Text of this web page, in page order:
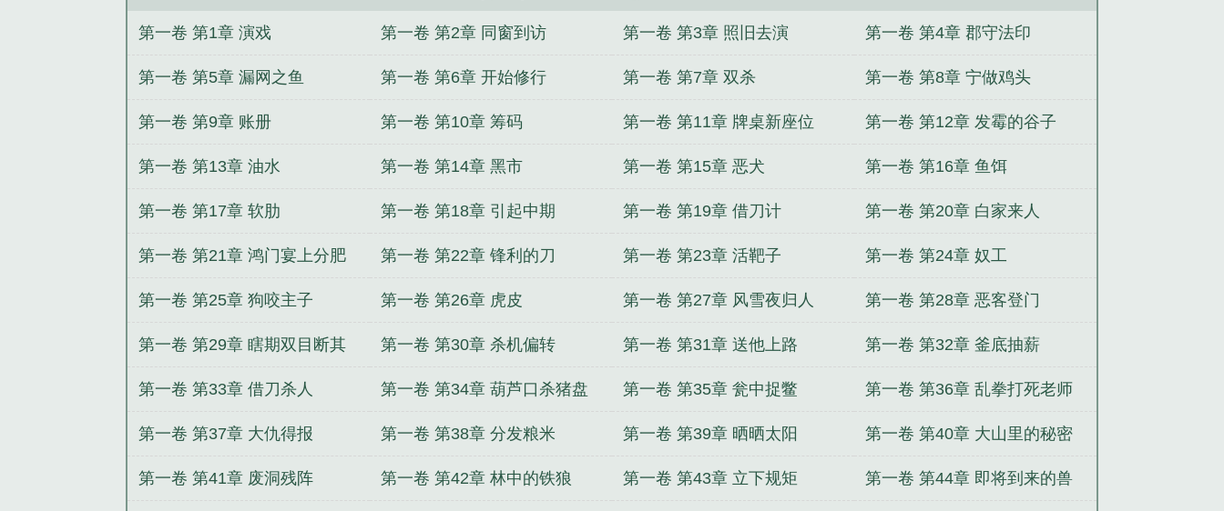
第一卷 第1章 演戏 第一卷 第2章 同窗到访 第一卷 第3章 照旧去演 第一卷 第4章 郡守法印
第一卷 第5章 漏网之鱼 第一卷 第6章 开始修行 第一卷 第7章 双杀 第一卷 第8章 宁做鸡头
第一卷 第9章 账册 第一卷 第10章 筹码 第一卷 第11章 牌桌新座位 第一卷 第12章 发霉的谷子
第一卷 第13章 油水 第一卷 第14章 黑市 第一卷 第15章 恶犬 第一卷 第16章 鱼饵
第一卷 第17章 软肋 第一卷 第18章 引起中期 第一卷 第19章 借刀计 第一卷 第20章 白家来人
第一卷 第21章 鸿门宴上分肥
肉
第一卷 第22章 锋利的刀 第一卷 第23章 活靶子 第一卷 第24章 奴工
第一卷 第25章 狗咬主子 第一卷 第26章 虎皮 第一卷 第27章 风雪夜归人 第一卷 第28章 恶客登门
第一卷 第29章 瞎期双目断其
后路
第一卷 第30章 杀机偏转 第一卷 第31章 送他上路 第一卷 第32章 釜底抽薪
第一卷 第33章 借刀杀人 第一卷 第34章 葫芦口杀猪盘 第一卷 第35章 瓮中捉鳖 第一卷 第36章 乱拳打死老师
傅
第一卷 第37章 大仇得报 第一卷 第38章 分发粮米 第一卷 第39章 晒晒太阳 第一卷 第40章 大山里的秘密
第一卷 第41章 废洞残阵 第一卷 第42章 林中的铁狼 第一卷 第43章 立下规矩 第一卷 第44章 即将到来的兽